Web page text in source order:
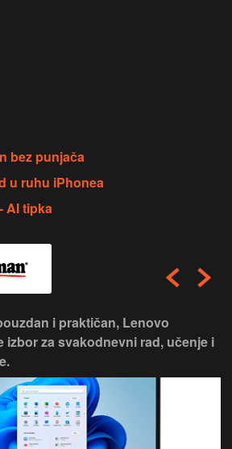
bez punjača
u ruhu iPhonea
AI tipka
i praktičan, Lenovo
izbor za svakodnevni rad, učenje i